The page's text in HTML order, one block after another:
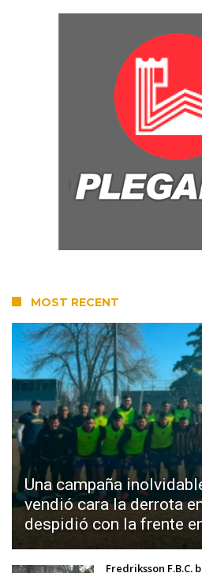
MOST RECENT
Una campaña
vendió cara la derrota
despidió con la frente
Fredriksson F.B.C.